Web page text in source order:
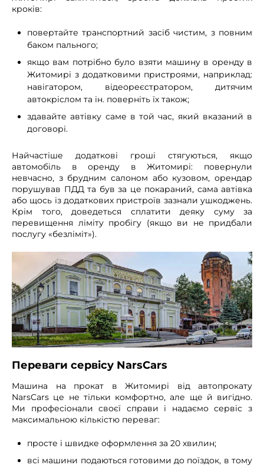
кроків:
повертайте транспортний засіб чистим, з повним
баком пального;
якщо вам потрібно було взяти машину в оренду в
Житомирі з додатковими пристроями, наприклад:
навігатором, відеореєстратором, дитячим
автокріслом та ін. поверніть їх також;
здавайте автівку саме в той час, який вказаний в
договорі.
Найчастіше додаткові гроші стягуються, якщо
автомобіль в оренду в Житомирі: повернули
невчасно, з брудним салоном або кузовом, орендар
порушував ПДД та був за це покараний, сама автівка
або щось із додаткових пристроїв зазнали ушкоджень.
Крім того, доведеться сплатити деяку суму за
перевищення ліміту пробігу (якщо ви не придбали
послугу «безліміт»).
Переваги сервісу NarsCars
Машина на прокат в Житомирі від автопрокату
NarsCars це не тільки комфортно, але ще й вигідно.
Ми професіонали своєї справи і надаємо сервіс з
максимальною кількістю переваг:
просте і швидке оформлення за 20 хвилин;
всі машини подаються готовими до поїздок, в тому